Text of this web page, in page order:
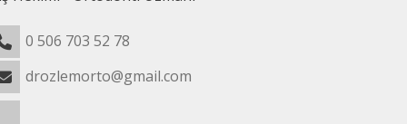
0 506 703 52 78
drozlemorto@gmail.com